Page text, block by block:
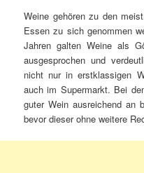
Weine gehören zu den
Essen zu sich genommen
Jahren galten Weine als
ausgesprochen und
nicht nur in erstklassigen
auch im Supermarkt. Bei
guter Wein ausreichend an
bevor dieser ohne weitere